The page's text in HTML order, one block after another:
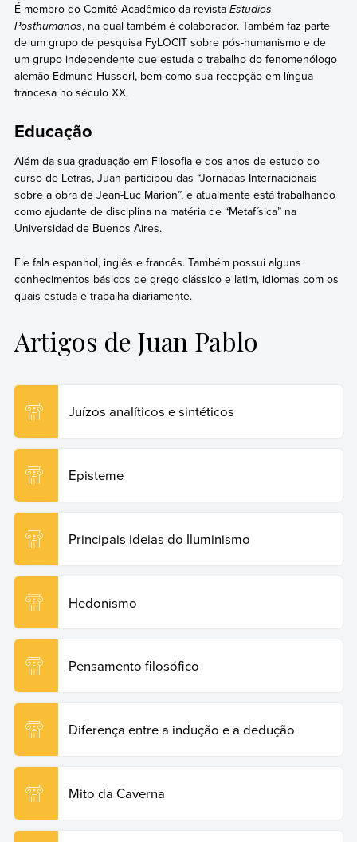
É membro do Comitê Acadêmico da revista Estudios
Posthumanos, na qual também é colaborador. Também faz parte
de um grupo de pesquisa FyLOCIT sobre pós-humanismo e de
um grupo independente que estuda o trabalho do fenomenólogo
alemão Edmund Husserl, bem como sua recepção em língua
francesa no século XX.
Educação
Além da sua graduação em Filosofia e dos anos de estudo do
curso de Letras, Juan participou das “Jornadas Internacionais
sobre a obra de Jean-Luc Marion”, e atualmente está trabalhando
como ajudante de disciplina na matéria de “Metafísica” na
Universidad de Buenos Aires.
Ele fala espanhol, inglês e francês. Também possui alguns
conhecimentos básicos de grego clássico e latim, idiomas com os
quais estuda e trabalha diariamente.
Artigos de Juan Pablo
Juízos analíticos e sintéticos
Episteme
Principais ideias do Iluminismo
Hedonismo
Pensamento filosófico
Diferença entre a indução e a dedução
Mito da Caverna